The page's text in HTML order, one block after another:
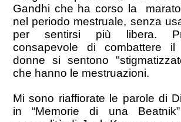
Gandhi che ha corso la
nel periodo mestruale, senza
per sentirsi più libera.
consapevole di combattere
donne si sentono
che hanno le mestruazioni.
Mi sono riaffiorate le parole di
in “Memorie di una